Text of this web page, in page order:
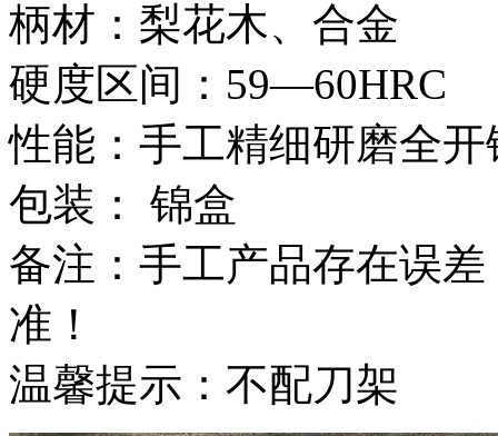
柄材：梨花木、合金
硬度区间：59—60HRC
性能：手工精细研磨全
包装： 锦盒
备注：手工产品存在误
准！
温馨提示：不配刀架